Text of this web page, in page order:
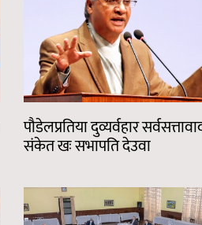
पौडेलप्रतिया दुव्यर्वहार
संकेत खः सभापति देउवा